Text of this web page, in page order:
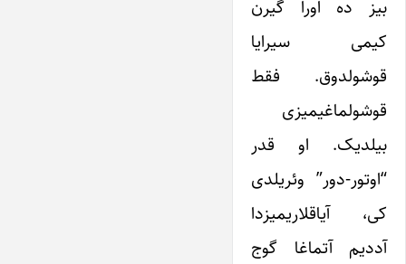
بیز ده اورا گیرن
کیمی سیرایا
قوشولدوق. فقط
قوشولماغیمیزی
بیلدیک. او قدر
“اوتور-دور” وئریلدی
کی، آیاقلاریمیزدا
آددیم آتماغا گوج